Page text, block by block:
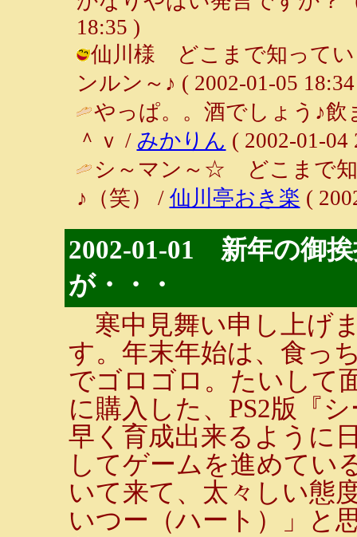
18:35 )
仙川様 どこまで知って
ンルン～♪ ( 2002-01-05
やっぱ。。酒でしょう♪
＾ｖ / みかりん ( 2002-01-04
シ～マン～☆ どこまで
♪（笑） / 仙川亭おき楽 (
2002-01-01 新年の御
が・・・
寒中見舞い申し上げ
す。年末年始は、食っ
でゴロゴロ。たいして
に購入した、PS2版『
早く育成出来るように
してゲームを進めてい
いて来て、太々しい態
いつー（ハート）」と